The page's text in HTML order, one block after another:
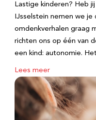
Lastige kinderen? Heb
IJsselstein nemen we je
omdenkverhalen graag
richten ons op één van
een kind: autonomie.
Lees meer